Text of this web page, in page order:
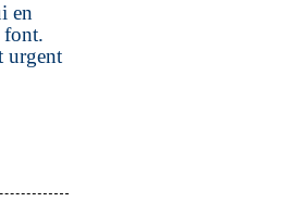
en
font.
urgent